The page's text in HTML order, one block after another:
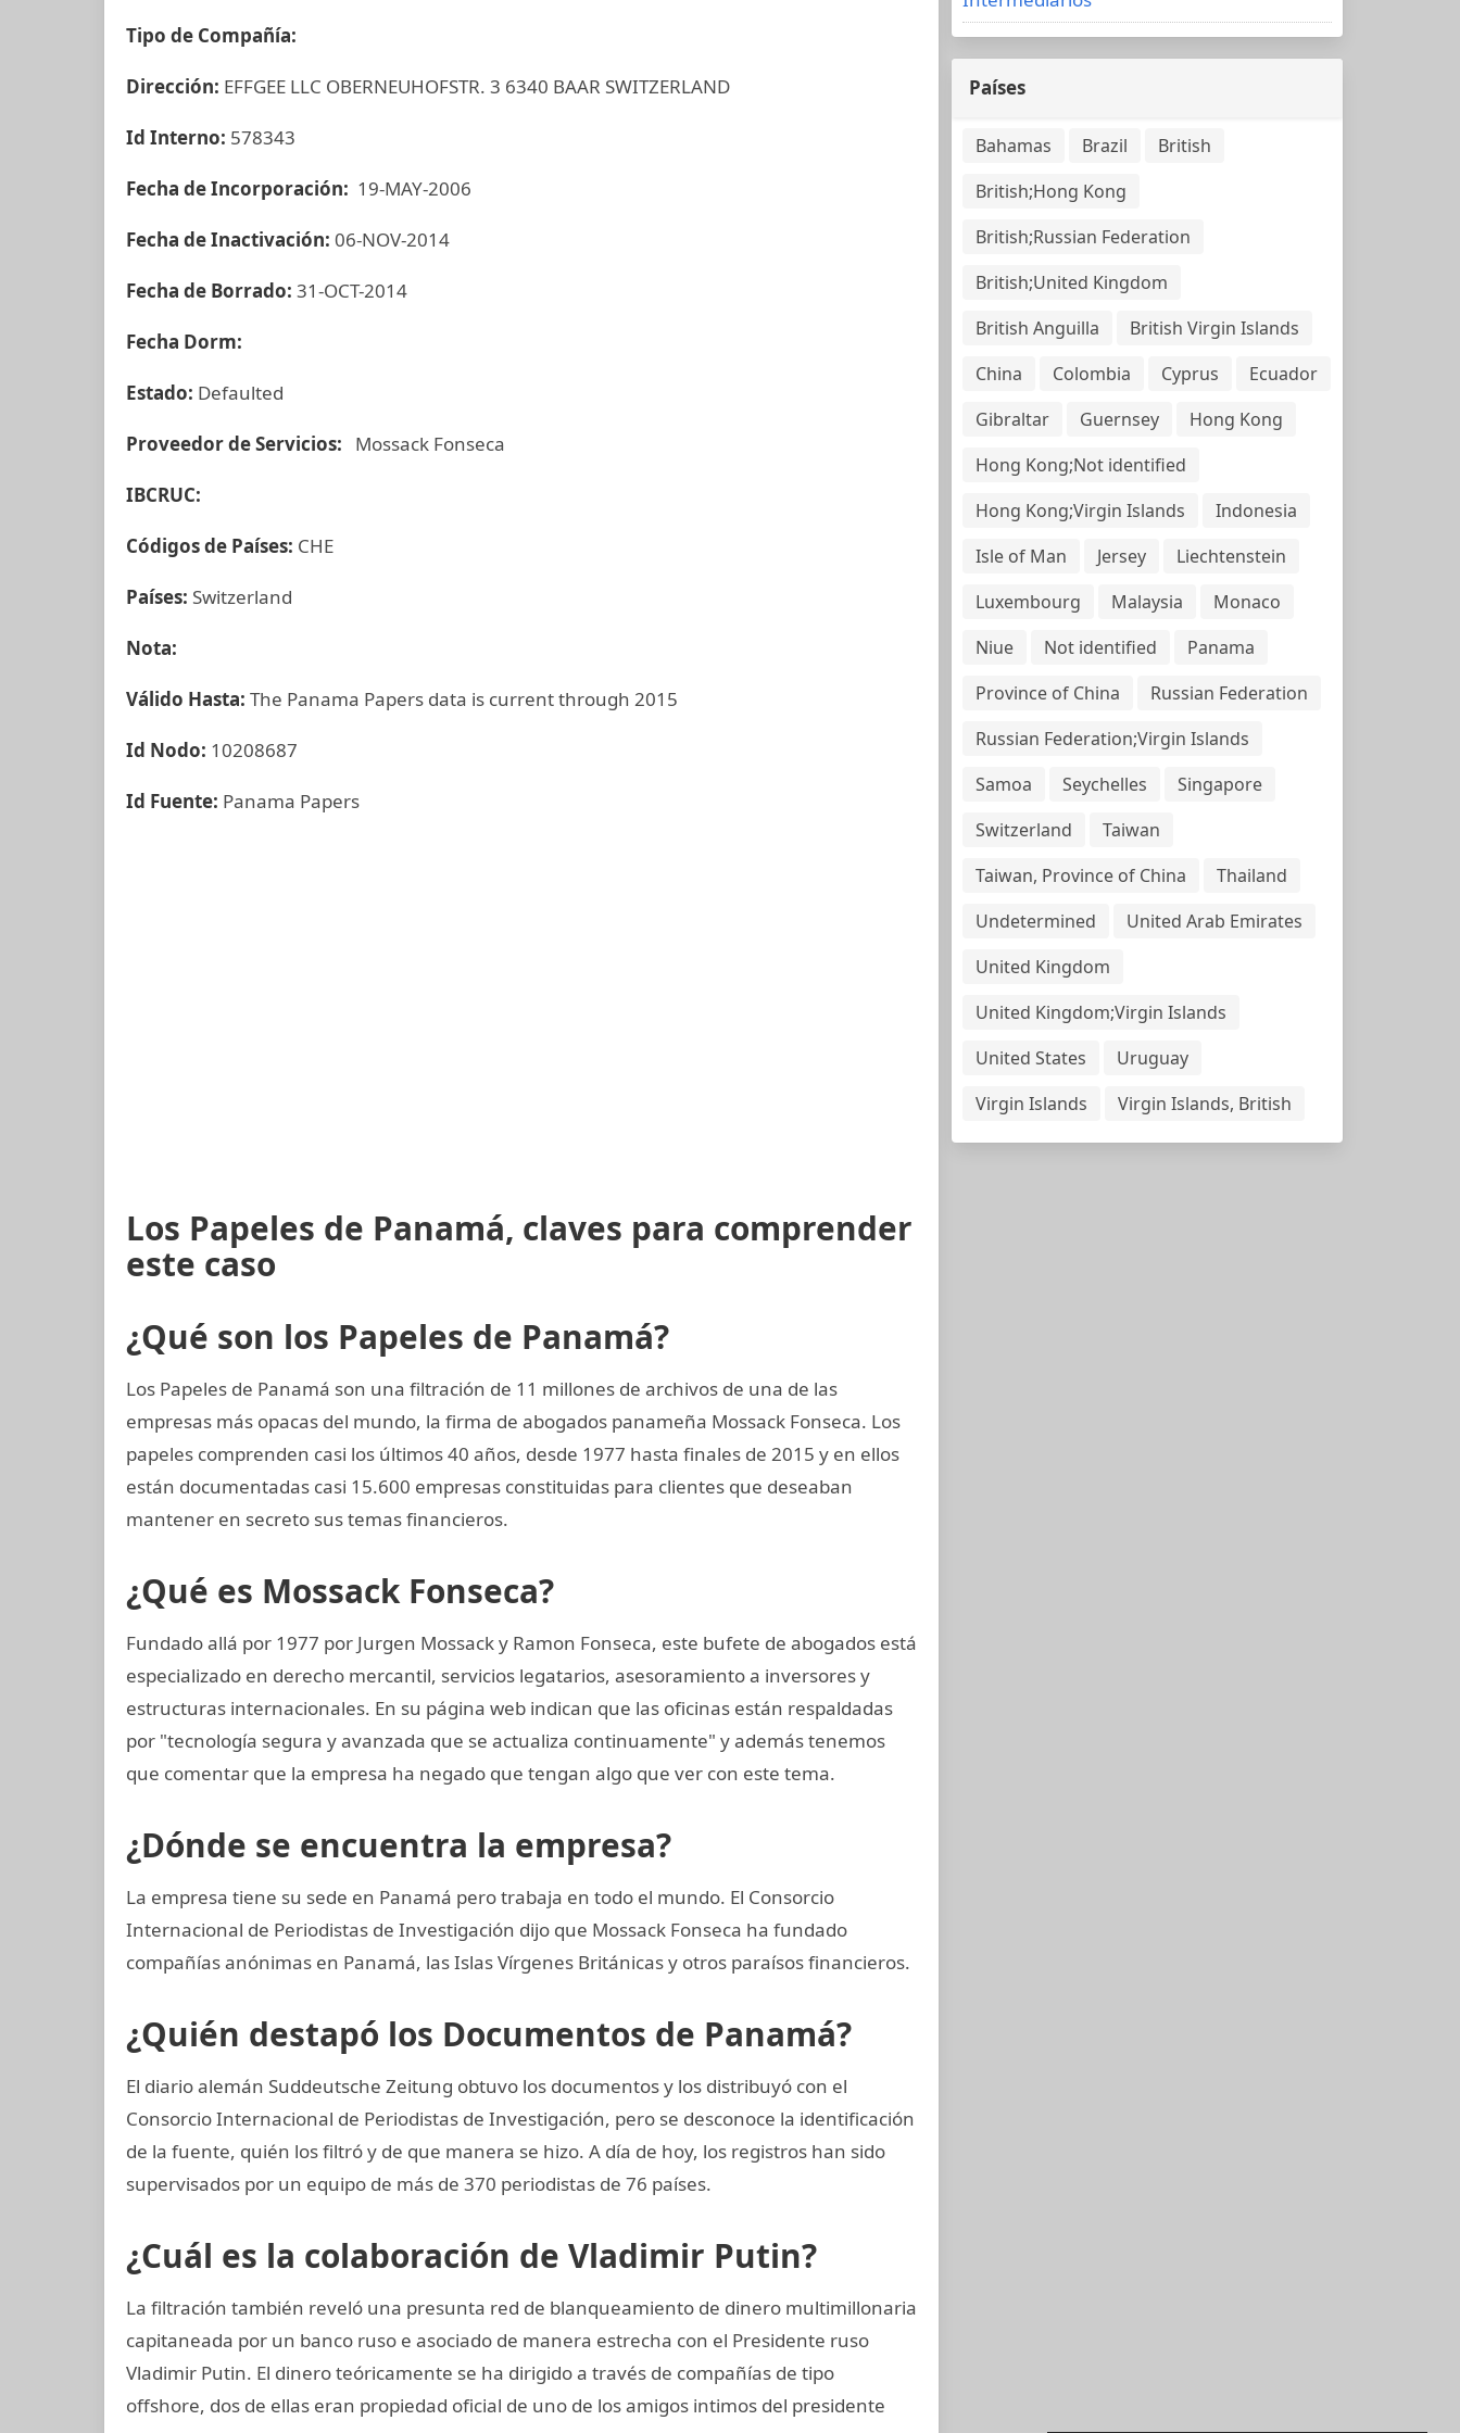
Tipo de Compañía:
Dirección: EFFGEE LLC OBERNEUHOFSTR. 3 6340 BAAR SWITZERLAND
Id Interno: 578343
Fecha de Incorporación: 19-MAY-2006
Fecha de Inactivación: 06-NOV-2014
Fecha de Borrado: 31-OCT-2014
Fecha Dorm:
Estado: Defaulted
Proveedor de Servicios: Mossack Fonseca
IBCRUC:
Códigos de Países: CHE
Países: Switzerland
Nota:
Válido Hasta: The Panama Papers data is current through 2015
Id Nodo: 10208687
Id Fuente: Panama Papers
Los Papeles de Panamá, claves para comprender
este caso
¿Qué son los Papeles de Panamá?
Los Papeles de Panamá son una filtración de 11 millones de archivos de una de las
empresas más opacas del mundo, la firma de abogados panameña Mossack Fonseca. Los
papeles comprenden casi los últimos 40 años, desde 1977 hasta finales de 2015 y en ellos
están documentadas casi 15.600 empresas constituidas para clientes que deseaban
mantener en secreto sus temas financieros.
¿Qué es Mossack Fonseca?
Fundado allá por 1977 por Jurgen Mossack y Ramon Fonseca, este bufete de abogados está
especializado en derecho mercantil, servicios legatarios, asesoramiento a inversores y
estructuras internacionales. En su página web indican que las oficinas están respaldadas
por "tecnología segura y avanzada que se actualiza continuamente" y además tenemos
que comentar que la empresa ha negado que tengan algo que ver con este tema.
¿Dónde se encuentra la empresa?
La empresa tiene su sede en Panamá pero trabaja en todo el mundo. El Consorcio
Internacional de Periodistas de Investigación dijo que Mossack Fonseca ha fundado
compañías anónimas en Panamá, las Islas Vírgenes Británicas y otros paraísos financieros.
¿Quién destapó los Documentos de Panamá?
El diario alemán Suddeutsche Zeitung obtuvo los documentos y los distribuyó con el
Consorcio Internacional de Periodistas de Investigación, pero se desconoce la identificación
de la fuente, quién los filtró y de que manera se hizo. A día de hoy, los registros han sido
supervisados por un equipo de más de 370 periodistas de 76 países.
¿Cuál es la colaboración de Vladimir Putin?
La filtración también reveló una presunta red de blanqueamiento de dinero multimillonaria
capitaneada por un banco ruso e asociado de manera estrecha con el Presidente ruso
Vladimir Putin. El dinero teóricamente se ha dirigido a través de compañías de tipo
offshore, dos de ellas eran propiedad oficial de uno de los amigos intimos del presidente
Países
Bahamas Brazil
British
British;Hong Kong
British;Russian Federation
British;United Kingdom
British Anguilla
British Virgin Islands
China
Colombia Cyprus
Ecuador
Gibraltar
Guernsey
Hong Kong
Hong Kong;Not identified
Hong Kong;Virgin Islands
Indonesia
Isle of Man
Jersey
Liechtenstein
Luxembourg
Malaysia
Monaco
Niue
Not identified
Panama
Province of China
Russian Federation
Russian Federation;Virgin Islands
Samoa
Seychelles
Singapore
Switzerland
Taiwan
Taiwan, Province of China
Thailand
Undetermined
United Arab Emirates
United Kingdom
United Kingdom;Virgin Islands
United States
Uruguay
Virgin Islands
Virgin Islands, British